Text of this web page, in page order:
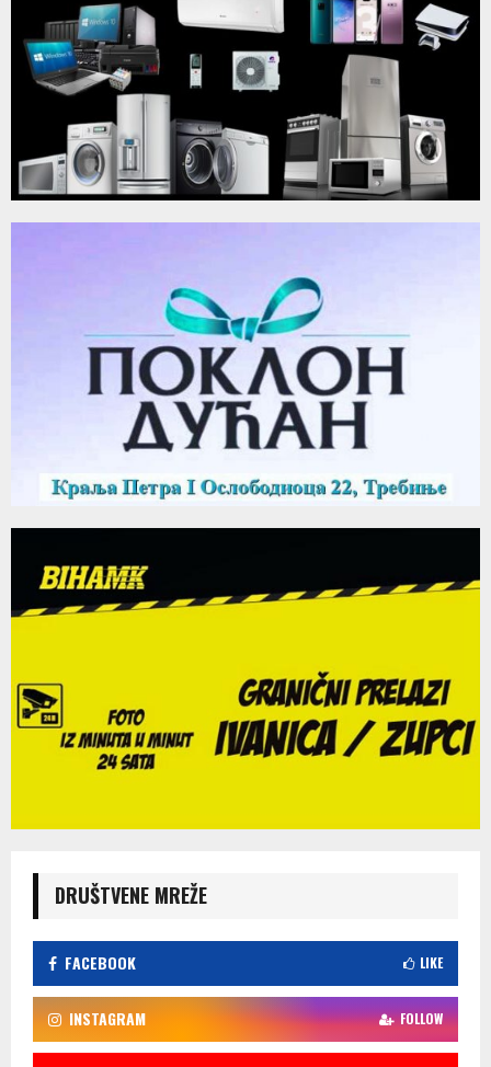
DRUŠTVENE MREŽE
FACEBOOK LIKE
INSTAGRAM FOLLOW